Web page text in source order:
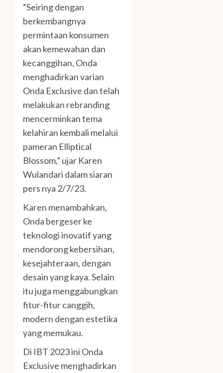
“Seiring dengan
berkembangnya
permintaan konsumen
akan kemewahan dan
kecanggihan, Onda
menghadirkan varian
Onda Exclusive dan telah
melakukan rebranding
mencerminkan tema
kelahiran kembali melalui
pameran Elliptical
Blossom,” ujar Karen
Wulandari dalam siaran
pers nya 2/7/23.
Karen menambahkan,
Onda bergeser ke
teknologi inovatif yang
mendorong kebersihan,
kesejahteraan, dengan
desain yang kaya. Selain
itu juga menggabungkan
fitur-fitur canggih,
modern dengan estetika
yang memukau.
Di IBT 2023 ini Onda
Exclusive menghadirkan